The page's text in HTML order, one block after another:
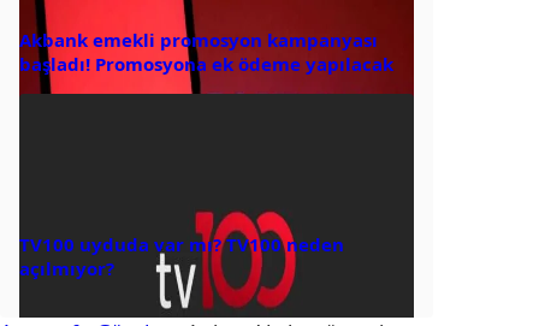
Akbank emekli promosyon kampanyası
başladı! Promosyona ek ödeme yapılacak
TV100 uyduda var mı? TV100 neden
açılmıyor?